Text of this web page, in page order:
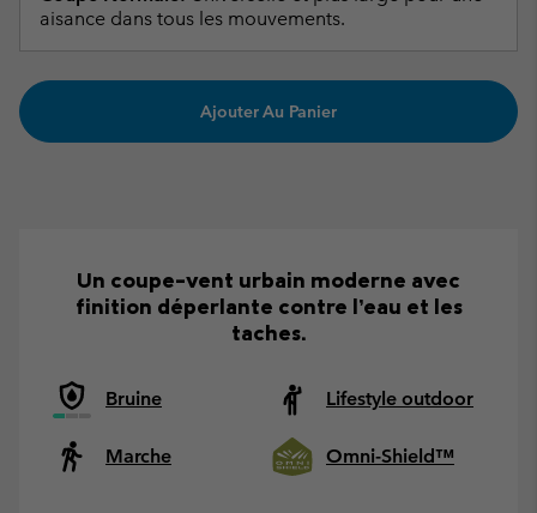
aisance dans tous les mouvements.
Ajouter Au Panier
Un coupe-vent urbain moderne avec
finition déperlante contre l’eau et les
taches.
Bruine Lifestyle outdoor
Marche Omni-Shield™